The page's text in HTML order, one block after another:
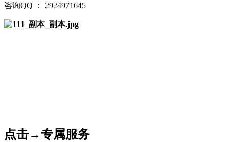
咨询QQ ： 2924971645
点击→专属服务